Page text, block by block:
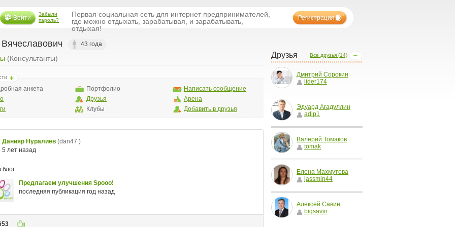
Войти
Забыли
пароль?
Первая социальная сеть для интернет предпринимателей,
где можно отдыхать, зарабатывая, и зарабатывать,
отдыхая!
Регистрация
Все друзья (14)
Друзья
Дмитрий Copoкин
lider174
Эдуард Агадуллин
adip1
Валерий Томаков
tomak
Елена Махмутова
jassmin44
Алексей Савин
bigsavin
43 года
(Консультанты)
анкета
Портфолио
Друзья
Клубы
Написать сообщение
Арена
Добавить в друзья